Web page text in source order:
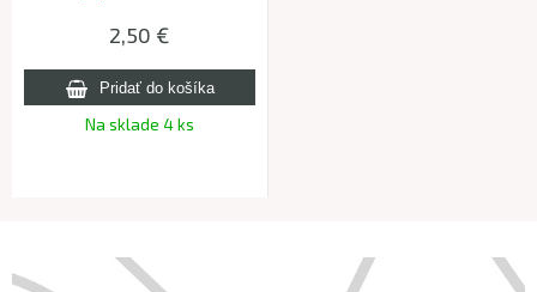
2,50 €
Na sklade 4 ks